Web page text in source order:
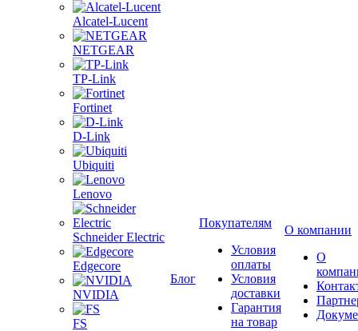
Alcatel-Lucent
NETGEAR
TP-Link
Fortinet
D-Link
Ubiquiti
Lenovo
Schneider Electric
Edgecore
NVIDIA
FS
Блог
Покупателям
Условия
оплаты
Условия
доставки
Гарантия
на товар
О компании
О